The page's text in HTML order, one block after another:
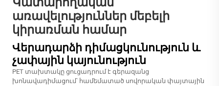
առավելություններ մեբելի
կիրառման համար
Վերադարձի դիմացկունություն և
չափային կայունություն
PET տախտակը ցուցադրում է գերազանց
խոնավադիմացում՝ համեմատած սովորական փայտային